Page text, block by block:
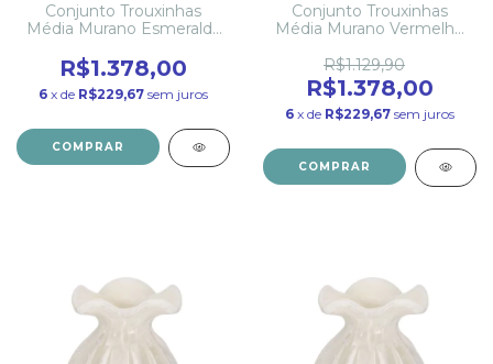
Conjunto Trouxinhas
Média Murano Esmeralda
R$1.378,00
6 x de R$229,67 sem juros
COMPRAR
Conjunto Trouxinhas
Média Murano Vermelho
R$1.129,90
R$1.378,00
6 x de R$229,67 sem juros
COMPRAR